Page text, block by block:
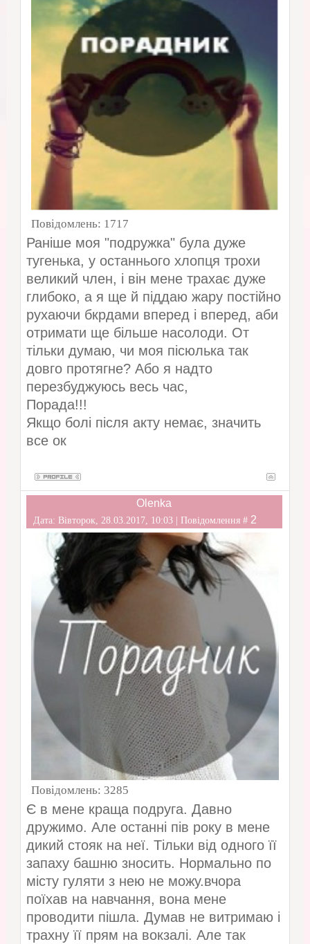
Повідомлень: 1717
Раніше моя "подружка" була дуже
тугенька, у останнього хлопця трохи
великий член, і він мене трахає дуже
глибоко, а я ще й піддаю жару постійно
рухаючи бкрдами вперед і вперед, аби
отримати ще більше насолоди. От
тільки думаю, чи моя пісюлька так
довго протягне? Або я надто
перезбуджуюсь весь час,
Порада!!!
Якщо болі після акту немає, значить
все ок
Olenka
Дата: Вівторок, 28.03.2017, 10:03 | Повідомлення # 2
Повідомлень: 3285
Є в мене краща подруга. Давно
дружимо. Але останні пів року в мене
дикий стояк на неї. Тільки від одного її
запаху башню зносить. Нормально по
місту гуляти з нею не можу.вчора
поїхав на навчання, вона мене
проводити пішла. Думав не витримаю і
трахну її прям на вокзалі. Але так